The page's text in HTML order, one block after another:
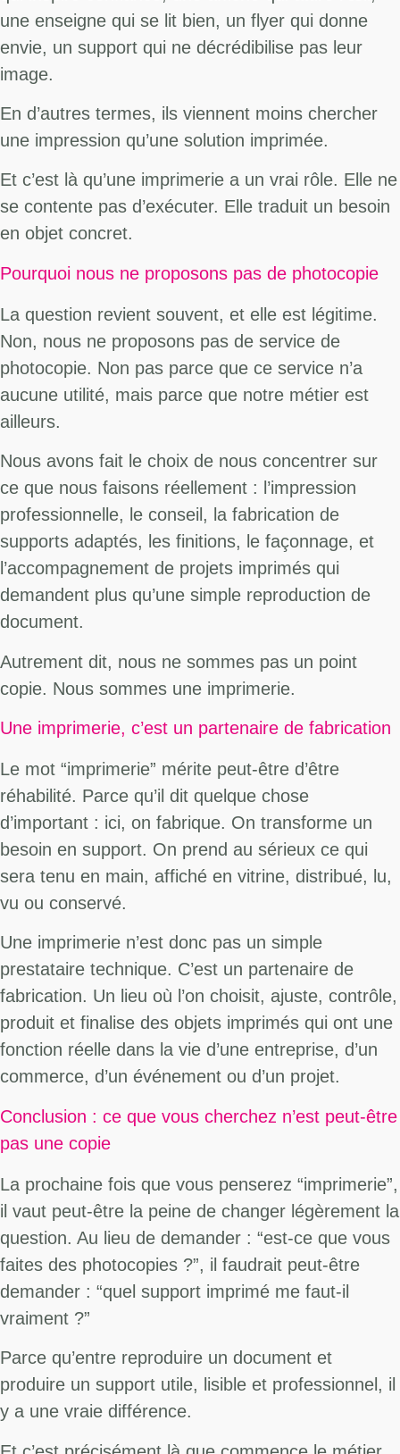
une enseigne qui se lit bien, un flyer qui donne
envie, un support qui ne décrédibilise pas leur
image.
En d’autres termes, ils viennent moins chercher
une impression qu’une solution imprimée.
Et c’est là qu’une imprimerie a un vrai rôle. Elle ne
se contente pas d’exécuter. Elle traduit un besoin
en objet concret.
Pourquoi nous ne proposons pas de photocopie
La question revient souvent, et elle est légitime.
Non, nous ne proposons pas de service de
photocopie. Non pas parce que ce service n’a
aucune utilité, mais parce que notre métier est
ailleurs.
Nous avons fait le choix de nous concentrer sur
ce que nous faisons réellement : l’impression
professionnelle, le conseil, la fabrication de
supports adaptés, les finitions, le façonnage, et
l’accompagnement de projets imprimés qui
demandent plus qu’une simple reproduction de
document.
Autrement dit, nous ne sommes pas un point
copie. Nous sommes une imprimerie.
Une imprimerie, c’est un partenaire de fabrication
Le mot “imprimerie” mérite peut-être d’être
réhabilité. Parce qu’il dit quelque chose
d’important : ici, on fabrique. On transforme un
besoin en support. On prend au sérieux ce qui
sera tenu en main, affiché en vitrine, distribué, lu,
vu ou conservé.
Une imprimerie n’est donc pas un simple
prestataire technique. C’est un partenaire de
fabrication. Un lieu où l’on choisit, ajuste, contrôle,
produit et finalise des objets imprimés qui ont une
fonction réelle dans la vie d’une entreprise, d’un
commerce, d’un événement ou d’un projet.
Conclusion : ce que vous cherchez n’est peut-être
pas une copie
La prochaine fois que vous penserez “imprimerie”,
il vaut peut-être la peine de changer légèrement la
question. Au lieu de demander : “est-ce que vous
faites des photocopies ?”, il faudrait peut-être
demander : “quel support imprimé me faut-il
vraiment ?”
Parce qu’entre reproduire un document et
produire un support utile, lisible et professionnel, il
y a une vraie différence.